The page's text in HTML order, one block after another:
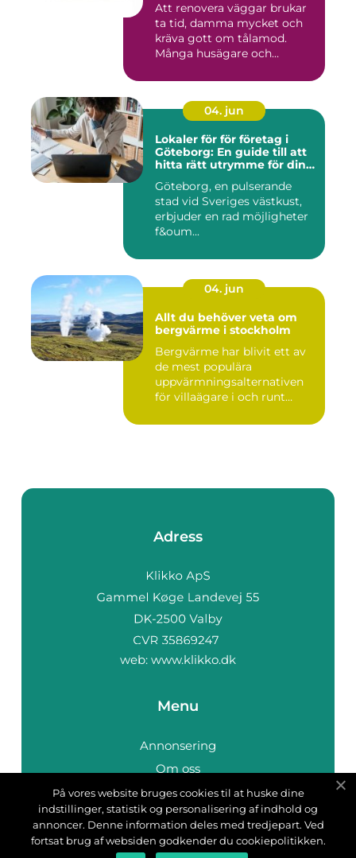
Att renovera väggar brukar
ta tid, damma mycket och
kräva gott om tålamod.
Många husägare och
04. jun
Lokaler för för företag i
Göteborg: En guide till att
hitta rätt utrymme för din
Göteborg, en pulserande
stad vid Sveriges västkust,
erbjuder en rad möjligheter
f&oum...
04. jun
Allt du behöver veta om
bergvärme i stockholm
Bergvärme har blivit ett av
de mest populära
uppvärmningsalternativen
för villaägare i och runt
Adress
web: www.klikko.dk
Menu
Annonsering
Om oss
Cookies
Kontakta oss
Sitemap
På vores website bruges cookies til at huske dine
indstillinger, statistik og personalisering af indhold og
annoncer. Denne information deles med tredjepart. Ved
fortsat brug af websiden godkender du cookiepolitikken.